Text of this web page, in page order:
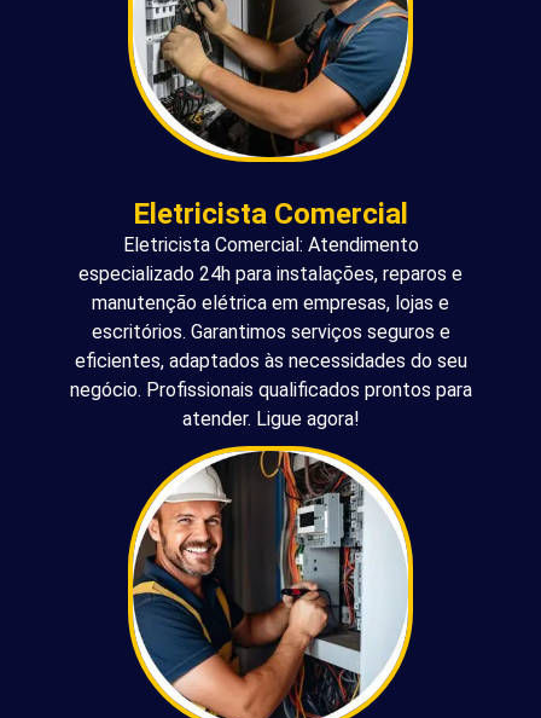
Eletricista Comercial
Eletricista Comercial: Atendimento
especializado 24h para instalações, reparos e
manutenção elétrica em empresas, lojas e
escritórios. Garantimos serviços seguros e
eficientes, adaptados às necessidades do seu
negócio. Profissionais qualificados prontos para
atender. Ligue agora!